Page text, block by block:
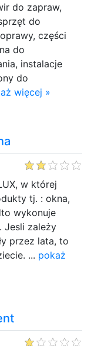
do zapraw,
do
części
do
instalacje
do
więcej »
w której
tj. : okna,
wykonuje
Jesli zależy
przez lata, to
... pokaż